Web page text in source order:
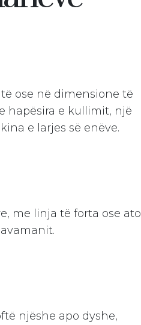
request
ose në dimensione të
hapësira e kullimit, një
e larjes së enëve.
me linja të forta ose ato
njëshe apo dyshe,